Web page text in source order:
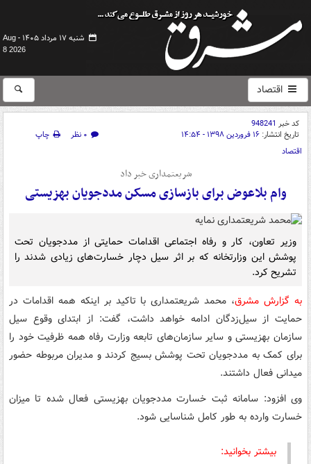
شنبه ۱۷ مرداد ۱۴۰۵ -
Aug
8 2026
اقتصاد
کد خبر 948241
تاریخ انتشار: ۱۶ فروردین ۱۳۹۸ - ۱۴:۵۴ ۰ نظر
چاپ
اقتصاد
شریعتمداری خبر داد
وام بلاعوض برای بازسازی مسکن مددجویان بهزیستی
وزیر تعاون، کار و رفاه اجتماعی اقدامات حمایتی از مددجویان تحت
پوشش این وزارتخانه که بر اثر سیل دچار خسارت‌های زیادی شدند را
تشریح کرد.
به گزارش مشرق، محمد شریعتمداری با تاکید بر اینکه همه اقدامات در
حمایت از سیل‌زدگان ادامه خواهد داشت‌، گفت‌: از ابتدای وقوع سیل
سازمان بهزیستی و سایر سازمان‌های تابعه وزارت رفاه همه ظرفیت خود را
برای کمک به مددجویان تحت پوشش بسیج کردند و مدیران مربوطه حضور
میدانی فعال داشتند.
وی افزود: سامانه ثبت خسارت مددجویان بهزیستی فعال شده تا میزان
خسارت وارده به طور کامل شناسایی شود.
بیشتر بخوانید: